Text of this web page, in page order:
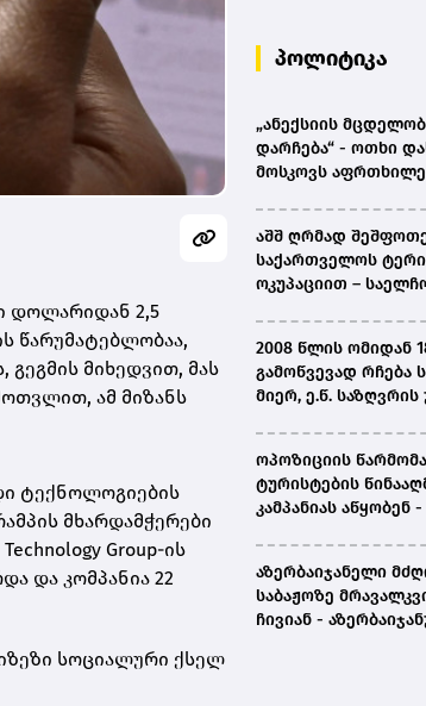
დოლარიდან 2,5
წარუმატებლობაა,
გეგმის მიხედვით, მას
ამ მიზანს
ტექნოლოგიების
მხარდამჭერები
Group-ის
და კომპანია 22
სოციალური ქსელ
პოლიტიკა
„ანექსიის
დარჩება“ - ოთხი
მოსკოვს
აშშ ღრმად
საქართველოს
ოკუპაციით –
2008 წლის ომიდან
გამოწვევად რჩება
მიერ, ე.წ.
ენაზე განათლების
სახალხო დამცველი
ოპოზიციის
ტურისტების
კამპანიას აწყობენ
აზერბაიჯანელი
საბაჟოზე
ჩივიან -